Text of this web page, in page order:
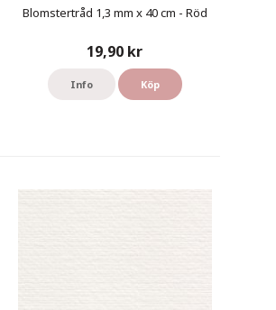
Blomstertråd 1,3 mm x 40 cm - Röd
19,90 kr
Info Köp